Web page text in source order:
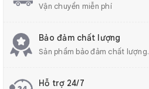
Vận chuyển miễn phí
Bảo đảm chất lượng
Sản phẩm bảo đảm chất lượng.
Hỗ trợ 24/7